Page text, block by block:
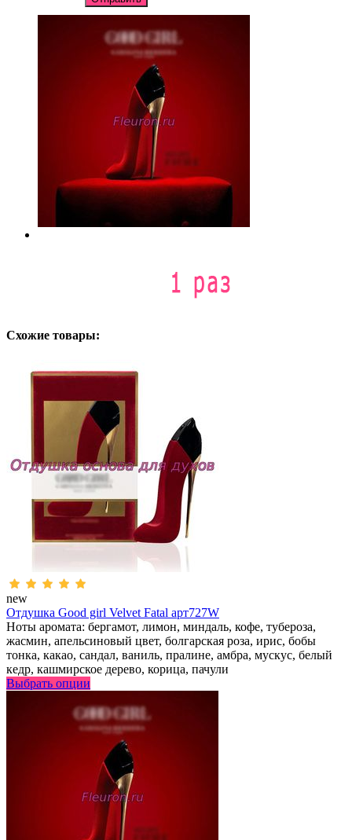
Схожие товары:
new
Отдушка Good girl Velvet Fatal арт727W
Ноты аромата: бергамот, лимон, миндаль, кофе, тубероза,
жасмин, апельсиновый цвет, болгарская роза, ирис, бобы
тонка, какао, сандал, ваниль, пралине, амбра, мускус, белый
кедр, кашмирское дерево, корица, пачули
Выбрать опции